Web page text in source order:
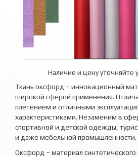
Наличие и цену уточняйте
Ткань оксфорд – инновационный
широкой сферой применения.
плетением и отличными
характеристиками. Незаменим в
спортивной и детской одежды,
и даже мебельной промышленности.
Оксфорд – материал